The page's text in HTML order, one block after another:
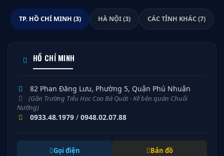
TP. HỒ CHÍ MINH (3) HÀ NỘI (3) CÁC TỈNH KHÁC (7)
HỒ CHÍ MINH
82 Phan Đăng Lưu, Phường 5, Quận Phú Nhuận
(Gần Trường Tiểu Học Cao Bá Quát - Kế bên quán Chuối
Nướng)
0933.48.1979 / 0948.02.07.88
Gọi điện Bản đồ